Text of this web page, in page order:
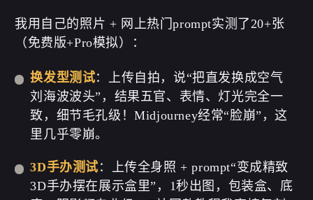
我用自己的照片 + 网上热门prompt实测了20+张
（免费版+Pro模拟）：
换发型测试：上传自拍，说“把直发换成空气
刘海波波头”，结果五官、表情、灯光完全一
致，细节毛孔级！Midjourney经常“脸崩”，这
里几乎零崩。
3D手办测试 ：上传全身照 + prompt“变成精致
3D手办摆在展示盒里”，1秒出图，包装盒、底